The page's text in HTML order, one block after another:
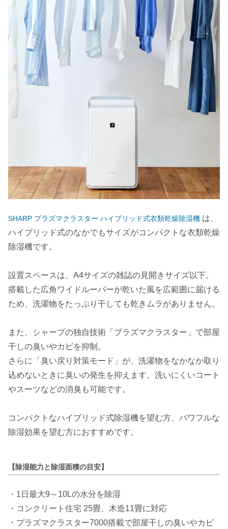
SHARP プラズマクラスター ハイブリッド式衣類乾燥除湿機 は、
ハイブリッド式のなかでもサイズがコンパクトな衣類乾燥
除湿機です。
設置スペースは、A4サイズの雑誌の見開きサイズ以下。
搭載した広角ワイドルーバーが乾いた風を広範囲に届ける
ため、洗濯物をたっぷり干しても乾きムラがありません。
また、シャープの独自技術「プラズマクラスター」で部屋
干しの臭いやカビを抑制。
さらに「臭い戻り対策モード」が、洗濯物をなかなか取り
込めないときに臭いの発生を抑えます。洗いにくいコート
やスーツなどの消臭も可能です。
コンパクトなハイブリッド式除湿機を望む方、パワフルな
除湿効果を望む方におすすめです。
【除湿能力と除湿面積の目安】
・1日最大9～10Lの水分を除湿
・コンクリート住宅 25畳、木造11畳に対応
・プラズマクラスター7000搭載で部屋干しの臭いやカビ